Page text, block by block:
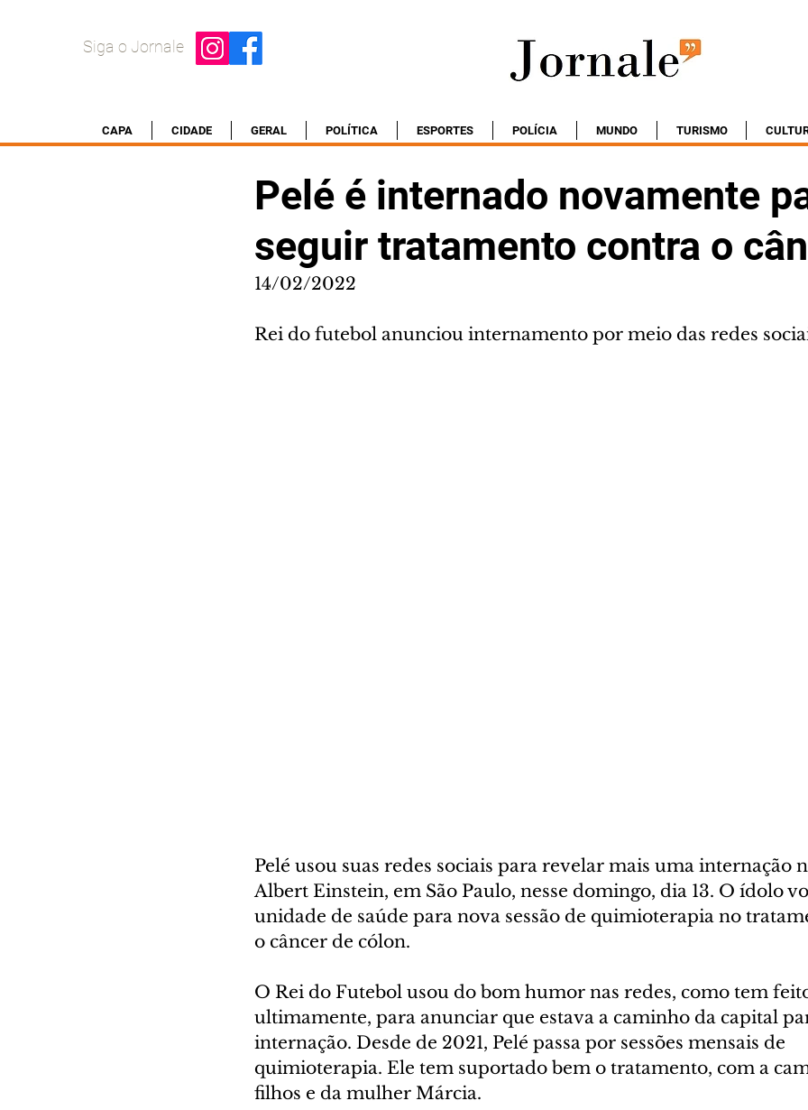
Siga o Jornale
CAPA CIDADE GERAL POLÍTICA ESPORTES POLÍCIA MUNDO TURISMO
Pelé é internado novamente
seguir tratamento contra o
14/02/2022
Rei do futebol anunciou internamento por meio das redes
Pelé usou suas redes sociais para revelar mais uma internação
Albert Einstein, em São Paulo, nesse domingo, dia 13. O ídolo
unidade de saúde para nova sessão de quimioterapia no
o câncer de cólon.
O Rei do Futebol usou do bom humor nas redes, como tem
ultimamente, para anunciar que estava a caminho da capital
internação. Desde de 2021, Pelé passa por sessões mensais de
quimioterapia. Ele tem suportado bem o tratamento, com a
filhos e da mulher Márcia.